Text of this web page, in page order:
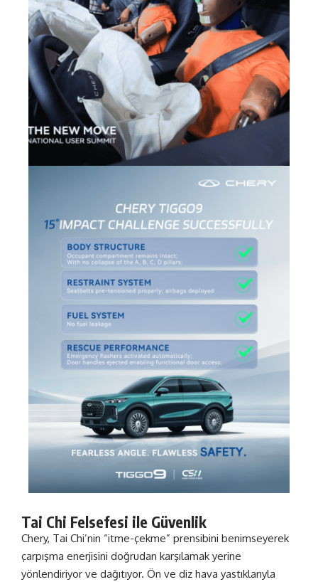
Tai Chi Felsefesi ile Güvenlik
Chery, Tai Chi’nin “itme-çekme” prensibini benimseyerek
çarpışma enerjisini doğrudan karşılamak yerine
yönlendiriyor ve dağıtıyor. Ön ve diz hava yastıklarıyla